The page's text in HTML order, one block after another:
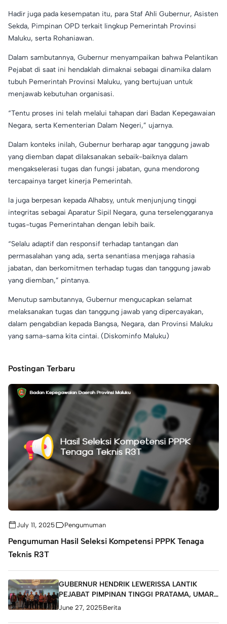
Hadir juga pada kesempatan itu, para Staf Ahli Gubernur, Asisten
Sekda, Pimpinan OPD terkait lingkup Pemerintah Provinsi
Maluku, serta Rohaniawan.
Dalam sambutannya, Gubernur menyampaikan bahwa Pelantikan
Pejabat di saat ini hendaklah dimaknai sebagai dinamika dalam
tubuh Pemerintah Provinsi Maluku, yang bertujuan untuk
menjawab kebutuhan organisasi.
“Tentu proses ini telah melalui tahapan dari Badan Kepegawaian
Negara, serta Kementerian Dalam Negeri,” ujarnya.
Dalam konteks inilah, Gubernur berharap agar tanggung jawab
yang diemban dapat dilaksanakan sebaik-baiknya dalam
mengakselerasi tugas dan fungsi jabatan, guna mendorong
tercapainya target kinerja Pemerintah.
Ia juga berpesan kepada Alhabsy, untuk menjunjung tinggi
integritas sebagai Aparatur Sipil Negara, guna terselenggaranya
tugas-tugas Pemerintahan dengan lebih baik.
“Selalu adaptif dan responsif terhadap tantangan dan
permasalahan yang ada, serta senantiasa menjaga rahasia
jabatan, dan berkomitmen terhadap tugas dan tanggung jawab
yang diemban,” pintanya.
Menutup sambutannya, Gubernur mengucapkan selamat
melaksanakan tugas dan tanggung jawab yang dipercayakan,
dalam pengabdian kepada Bangsa, Negara, dan Provinsi Maluku
yang sama-sama kita cintai. (Diskominfo Maluku)
Postingan Terbaru
July 11, 2025 Pengumuman
Pengumuman Hasil Seleksi Kompetensi PPPK Tenaga
Teknis R3T
GUBERNUR HENDRIK LEWERISSA LANTIK
PEJABAT PIMPINAN TINGGI PRATAMA, UMAR
ALHABSY JADI STAF AHLI GUBERNUR
June 27, 2025Berita